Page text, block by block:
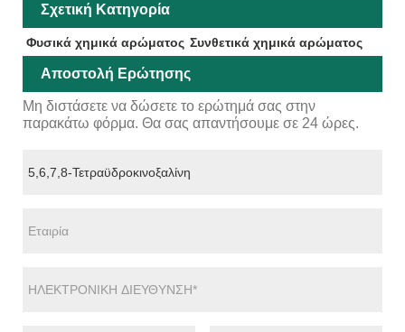
Σχετική Κατηγορία
Φυσικά χημικά αρώματος Συνθετικά χημικά αρώματος
Αποστολή Ερώτησης
Μη διστάσετε να δώσετε το ερώτημά σας στην
παρακάτω φόρμα. Θα σας απαντήσουμε σε 24 ώρες.